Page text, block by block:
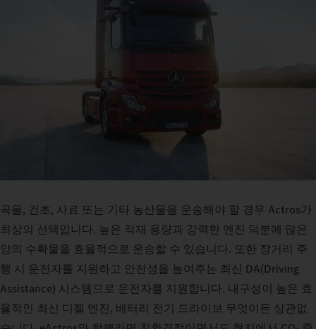
곡물, 건초, 사료 또는 기타 농산물을 운송해야 할 경우 Actros가
최상의 선택입니다. 높은 적재 용량과 강력한 엔진 덕분에 많은
양의 수확물을 효율적으로 운송할 수 있습니다. 또한 장거리 주
행 시 운전자를 지원하고 안전성을 높여주는 최신 DA(Driving
Assistance) 시스템으로 운전자를 지원합니다. 내구성이 높은 효
율적인 최신 디젤 엔진, 배터리 전기 드라이브 무엇이든 상관없